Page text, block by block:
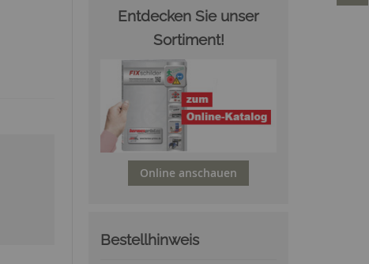
Entdecken Sie unser
Sortiment!
Online anschauen
Bestellhinweis